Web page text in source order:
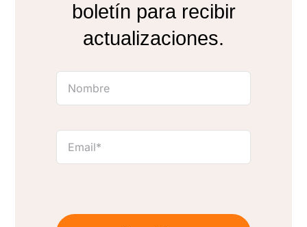
boletín para recibir
actualizaciones.